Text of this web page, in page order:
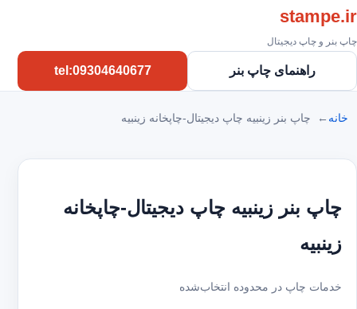
stampe.ir
چاپ بنر و چاپ دیجیتال
راهنمای چاپ بنر tel:09304640677
خانه چاپ بنر زینبیه چاپ دیجیتال-چاپخانه زینبیه
چاپ بنر زینبیه چاپ دیجیتال-چاپخانه
زینبیه
خدمات چاپ در محدوده انتخاب‌شده